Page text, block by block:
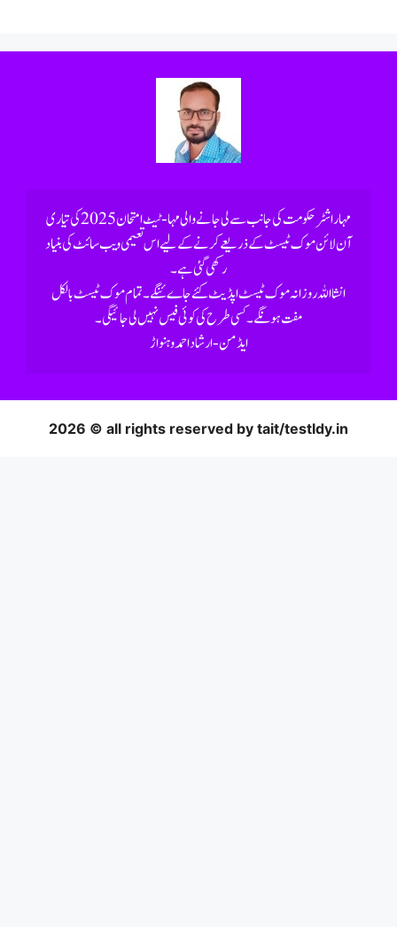
رکھی گئی ہے۔
ایڈمن- ارشاد احمد وہنواڑ
2026 © all rights reserved by tait/testldy.in